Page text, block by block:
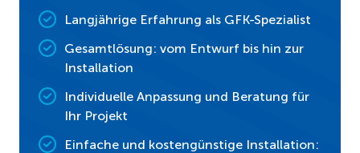
Langjährige Erfahrung als GFK-Spezialist
Gesamtlösung: vom Entwurf bis hin zur
Installation
Individuelle Anpassung und Beratung für
Ihr Projekt
Einfache und kostengünstige Installation: